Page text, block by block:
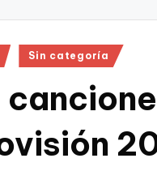
Sin categoría